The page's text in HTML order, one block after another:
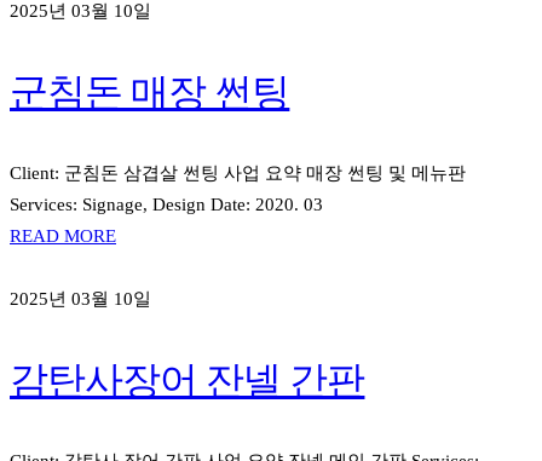
2025년 03월 10일
군침돈 매장 썬팅
Client: 군침돈 삼겹살 썬팅 사업 요약 매장 썬팅 및 메뉴판
Services: Signage, Design Date: 2020. 03
READ MORE
2025년 03월 10일
감탄사장어 잔넬 간판